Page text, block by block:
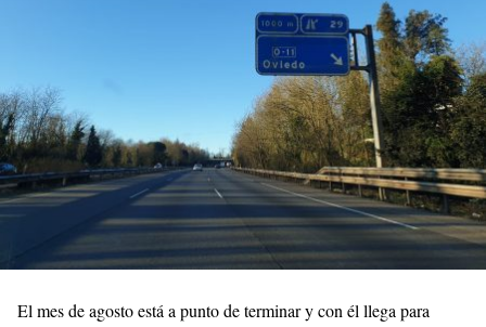
El mes de agosto está a punto de terminar y con él llega para